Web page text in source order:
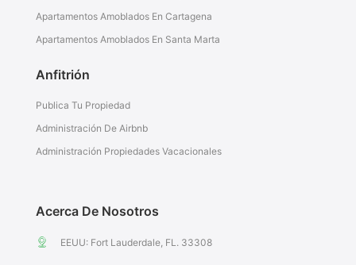
Apartamentos Amoblados En Cartagena
Apartamentos Amoblados En Santa Marta
Anfitrión
Publica Tu Propiedad
Administración De Airbnb
Administración Propiedades Vacacionales
Acerca De Nosotros
EEUU: Fort Lauderdale, FL. 33308